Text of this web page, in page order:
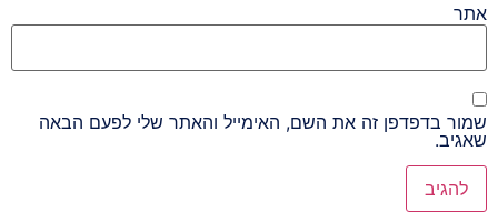
אתר
שמור בדפדפן זה את השם, האימייל והאתר שלי לפעם הבאה
שאגיב.